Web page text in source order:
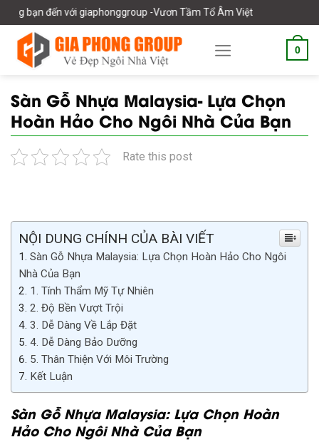
Skip
to
content
với giaphonggroup -Vươn Tầm Tổ Âm Việt
0
Sàn Gỗ Nhựa Malaysia- Lựa Chọn
Hoàn Hảo Cho Ngôi Nhà Của Bạn
Rate this post
NỘI DUNG CHÍNH CỦA BÀI VIẾT
Sàn Gỗ Nhựa Malaysia: Lựa Chọn Hoàn Hảo Cho Ngôi
Nhà Của Bạn
1. Tính Thẩm Mỹ Tự Nhiên
2. Độ Bền Vượt Trội
3. Dễ Dàng Về Lắp Đặt
4. Dễ Dàng Bảo Dưỡng
5. Thân Thiện Với Môi Trường
Kết Luận
Sàn Gỗ Nhựa Malaysia: Lựa Chọn Hoàn
Hảo Cho Ngôi Nhà Của Bạn